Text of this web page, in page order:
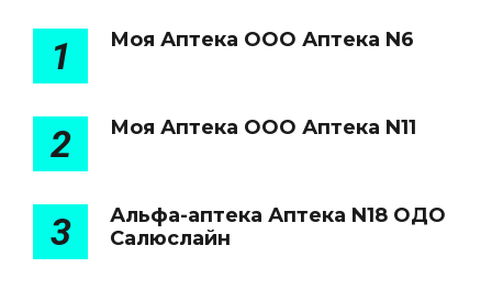
1 Моя Аптека ООО Аптека N6
2 Моя Аптека ООО Аптека N11
3
Альфа-аптека Аптека N18 ОДО
Салюслайн